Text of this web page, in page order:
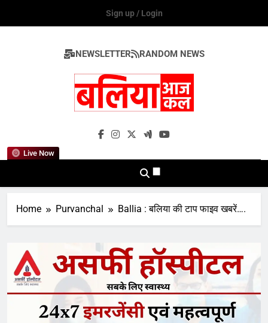
Sign up / Login
NEWSLETTER RANDOM NEWS
Live Now
Ballia Aaj Kal
Home Purvanchal Ballia : बलिया की टाप फाइव खबरें….